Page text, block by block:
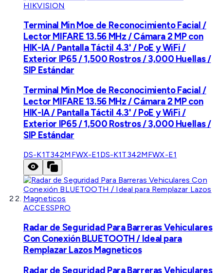
HIKVISION
Terminal Min Moe de Reconocimiento Facial /
Lector MIFARE 13.56 MHz / Cámara 2 MP con
HIK-IA / Pantalla Táctil 4.3' / PoE y WiFi /
Exterior IP65 / 1,500 Rostros / 3,000 Huellas /
SIP Estándar
Terminal Min Moe de Reconocimiento Facial /
Lector MIFARE 13.56 MHz / Cámara 2 MP con
HIK-IA / Pantalla Táctil 4.3' / PoE y WiFi /
Exterior IP65 / 1,500 Rostros / 3,000 Huellas /
SIP Estándar
DS-K1T342MFWX-E1 DS-K1T342MFWX-E1
ACCESSPRO
Radar de Seguridad Para Barreras Vehiculares
Con Conexión BLUETOOTH / Ideal para
Remplazar Lazos Magneticos
Radar de Seguridad Para Barreras Vehiculares